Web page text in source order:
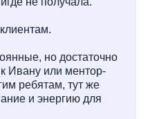
но достаточно
Ивану или ментор-
ребятам, тут же
и энергию для